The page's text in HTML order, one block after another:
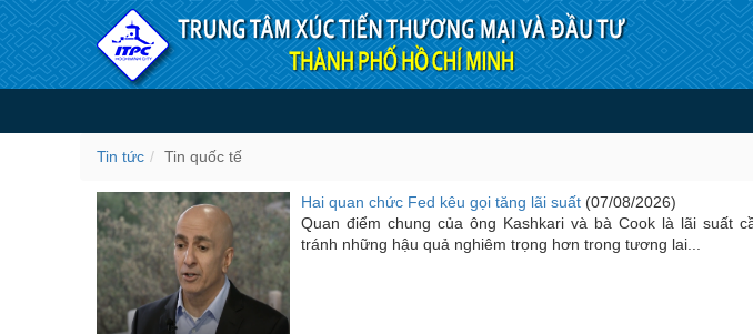
Truy cập nội dung luôn
Tin quốc tế
Tin tức Tin quốc tế
Hai quan chức Fed kêu gọi tăng lãi suất (07/08/2026)
Quan điểm chung của ông Kashkari và bà Cook là lãi suất
tránh những hậu quả nghiêm trọng hơn trong tương lai...